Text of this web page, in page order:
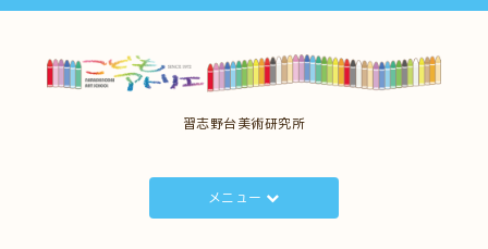
習志野台美術研究所
メニュー